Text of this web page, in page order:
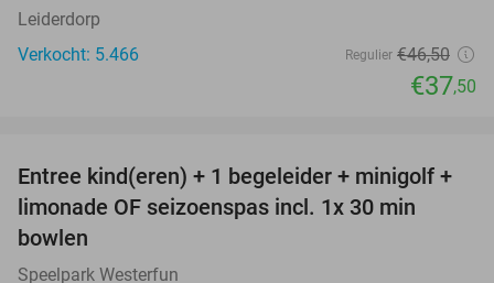
Leiderdorp
Verkocht: 5.466
Regulier €46,50
€37,50
40%
TODAY
Entree kind(eren) + 1 begeleider + minigolf +
limonade OF seizoenspas incl. 1x 30 min
bowlen
Speelpark Westerfun